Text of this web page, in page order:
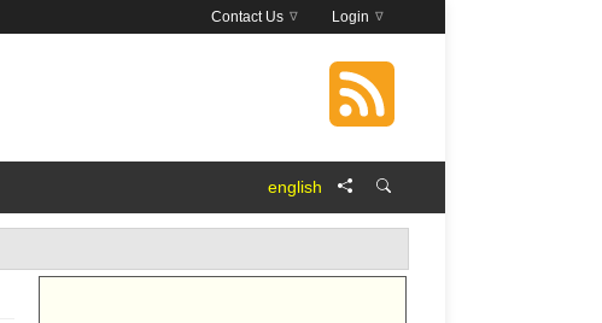
Login
Contact Us
english